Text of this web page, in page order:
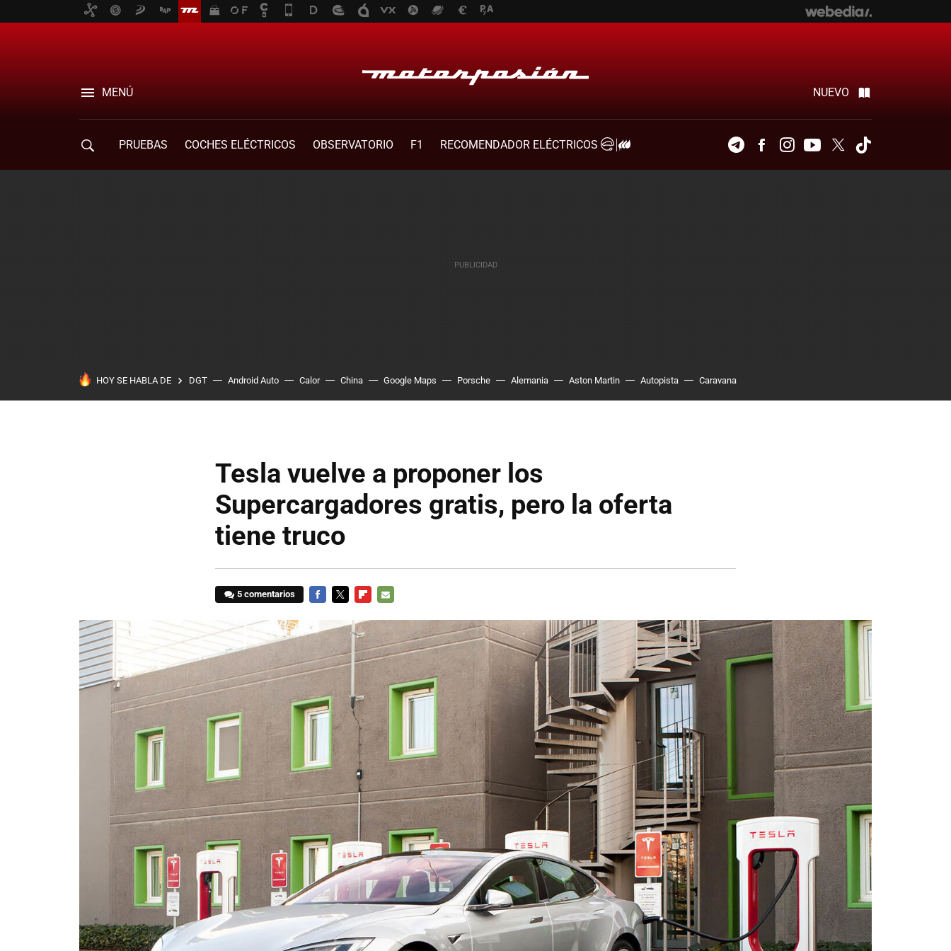
MENÚ NUEVO
PRUEBAS COCHES ELÉCTRICOS OBSERVATORIO F1
RECOMENDADOR ELÉCTRICOS
TelegramFacebookInstagramYoutubeTwitter
HOY SE HABLA DE DGT Android Auto Calor China Google Maps Porsche Alemania Aston Martin Autopista Caravana
Tesla vuelve a proponer los
Supercargadores gratis, pero la oferta
tiene truco
5 comentarios